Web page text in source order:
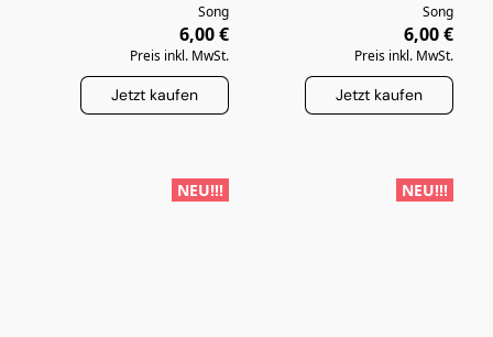
Song
6,00 €
Preis inkl. MwSt.
Jetzt kaufen
Song
6,00 €
Preis inkl. MwSt.
Jetzt kaufen
NEU!!! NEU!!!